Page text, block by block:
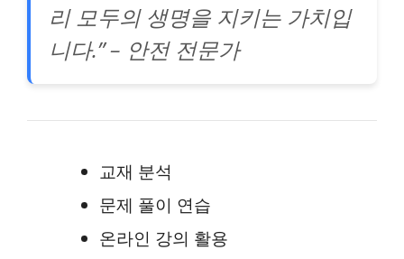
리 모두의 생명을 지키는 가치입
니다.” – 안전 전문가
교재 분석
문제 풀이 연습
온라인 강의 활용